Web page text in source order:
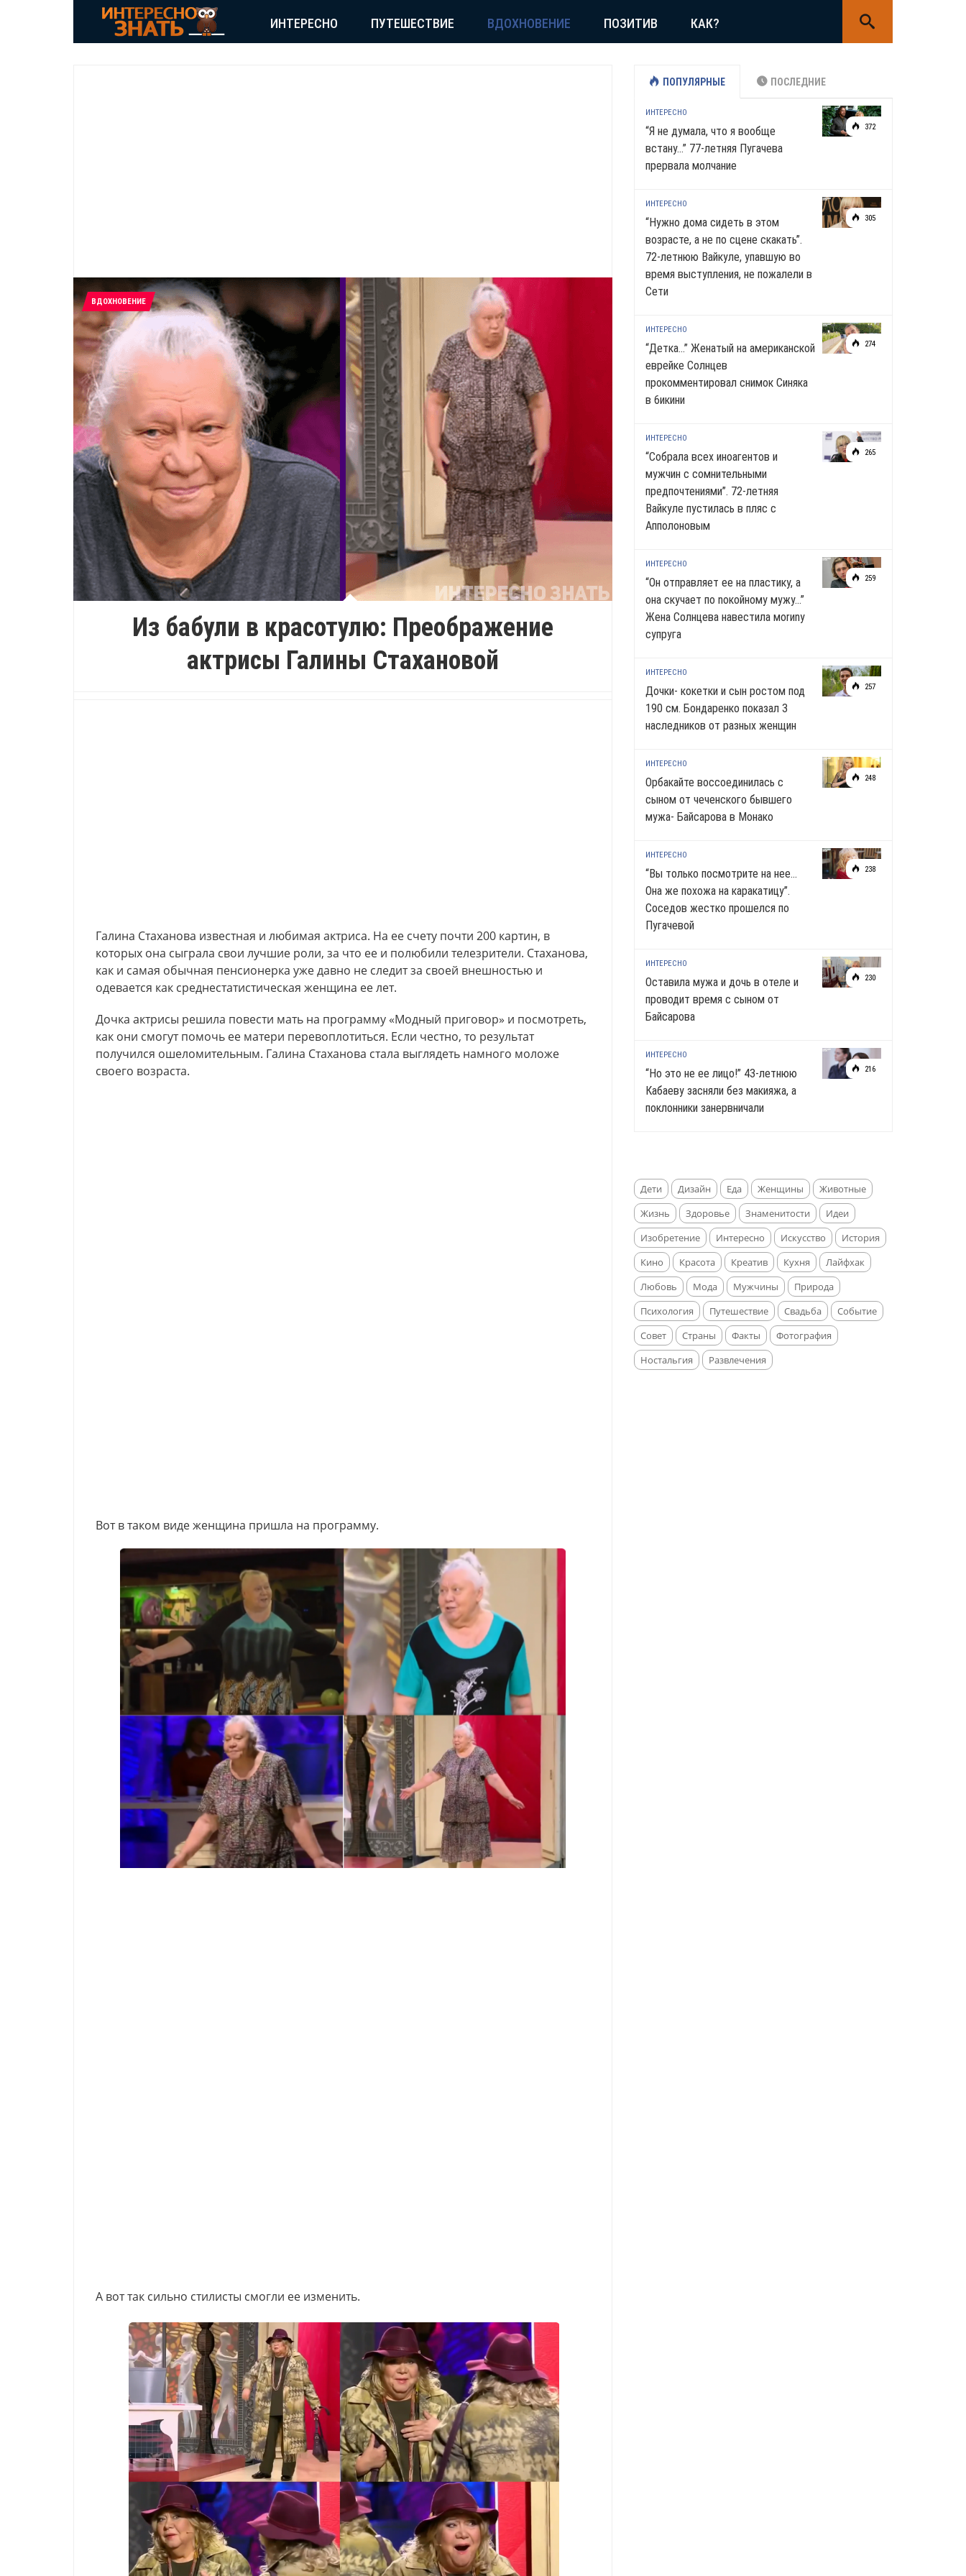
ИНТЕРЕСНО ПУТЕШЕСТВИЕ ВДОХНОВЕНИЕ ПОЗИТИВ КАК?
ВДОХНОВЕНИЕ
Из бабули в красотулю: Преображение
актрисы Галины Стахановой
Галина Стаханова известная и любимая актриса. На ее счету почти 200 картин, в
которых она сыграла свои лучшие роли, за что ее и полюбили телезрители. Стаханова,
как и самая обычная пенсионерка уже давно не следит за своей внешностью и
одевается как среднестатистическая женщина ее лет.
Дочка актрисы решила повести мать на программу «Модный приговор» и посмотреть,
как они смогут помочь ее матери перевоплотиться. Если честно, то результат
получился ошеломительным. Галина Стаханова стала выглядеть намного моложе
своего возраста.
Вот в таком виде женщина пришла на программу.
А вот так сильно стилисты смогли ее изменить.
ПОПУЛЯРНЫЕ ПОСЛЕДНИЕ
372
ИНТЕРЕСНО
“Я не думала, что я вообще
встану…” 77-летняя Пугачева
прервала молчание
305
ИНТЕРЕСНО
“Нужно дома сидеть в этом
возрасте, а не по сцене скакать”.
72-летнюю Вайкуле, упавшую во
время выступления, не пожалели в
Сети
274
ИНТЕРЕСНО
“Детка…” Женатый на американской
еврейке Солнцев
прокомментировал снимок Синяка
в 6икини
265
ИНТЕРЕСНО
“Собрала всех иноагентов и
мужчин с сомнительными
предпочтениями”. 72-летняя
Вайкуле пустилась в пляс с
Апполоновым
259
ИНТЕРЕСНО
“Он отправляет ее на пластику, а
она скучает по noкoйномy мужу…”
Жена Солнцева навестила моrиnу
супруга
257
ИНТЕРЕСНО
Дочки- кокетки и сын ростом под
190 см. Бондаренко показал 3
наследников от разных женщин
248
ИНТЕРЕСНО
Орбакайте воссоединилась с
сыном от чеченского бывшего
мужа- Байсарова в Монако
238
ИНТЕРЕСНО
“Вы только посмотрите на нее…
Она же похожа на каракатицу”.
Соседов жестко прошелся по
Пугачевой
230
ИНТЕРЕСНО
Оставила мужа и дочь в отеле и
проводит время с сыном от
Байсарова
216
ИНТЕРЕСНО
“Но это не ее лицо!” 43-летнюю
Кабаеву засняли без макияжа, а
поклонники занервничали
Дети Дизайн Еда Женщины
Животные
Жизнь
Здоровье Знаменитости
Идеи
Изобретение
Интересно Искусство
История
Кино
Красота Креатив Кухня
Лайфхак
Любовь
Мода Мужчины
Природа
Психология
Путешествие Свадьба
Событие
Совет
Страны Факты
Фотография
Ностальгия
Развлечения